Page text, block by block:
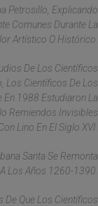
Petrosillo, Explicando
Comunes Durante La
Artístico O Histórico.
De Los Científicos
Los Científicos De Los
En 1988 Estudiaron La
Remiendos Invisibles
Lino En El Siglo XVI.
Santa Se Remonta
A Los Años 1260-1390.
De Que Los Científicos